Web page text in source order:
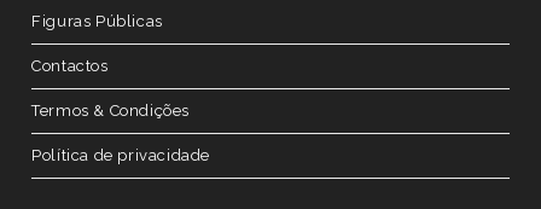
Figuras Públicas
Contactos
Termos & Condições
Política de privacidade